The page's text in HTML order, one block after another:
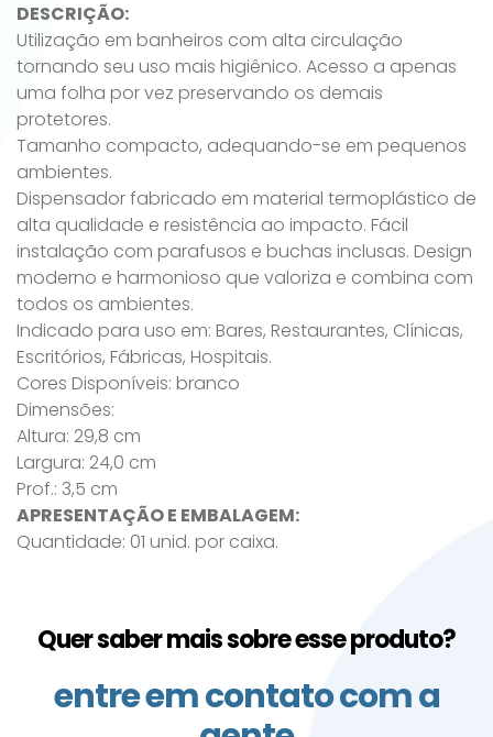
DESCRIÇÃO:
Utilização em banheiros com alta circulação
tornando seu uso mais higiênico. Acesso a apenas
uma folha por vez preservando os demais
protetores.
Tamanho compacto, adequando-se em pequenos
ambientes.
Dispensador fabricado em material termoplástico de
alta qualidade e resistência ao impacto. Fácil
instalação com parafusos e buchas inclusas. Design
moderno e harmonioso que valoriza e combina com
todos os ambientes.
Indicado para uso em: Bares, Restaurantes, Clínicas,
Escritórios, Fábricas, Hospitais.
Cores Disponíveis: branco
Dimensões:
Altura: 29,8 cm
Largura: 24,0 cm
Prof.: 3,5 cm
APRESENTAÇÃO E EMBALAGEM:
Quantidade: 01 unid. por caixa.
Quer saber mais sobre esse produto?
entre em contato com a